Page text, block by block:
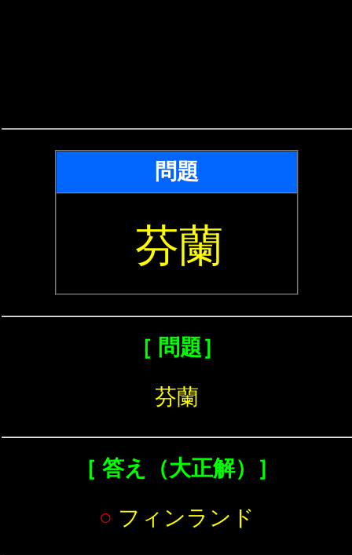
問題
芬蘭
［ 問題］
芬蘭
［ 答え（大正解）］
○ フィンランド